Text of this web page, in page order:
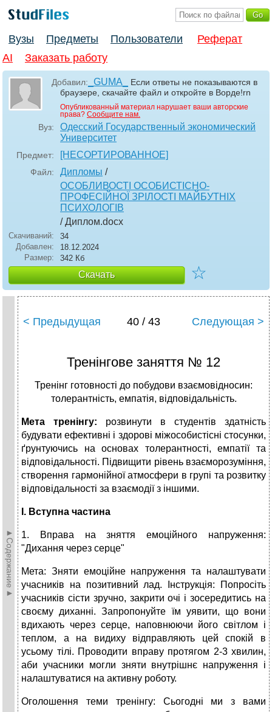
Вузы Предметы Пользователи
Реферат
AI
Заказать работу
Добавил: _GUMA_
Если ответы не показываются в
браузере, скачайте файл и откройте в Ворде!rn
Опубликованный материал нарушает ваши авторские
права? Сообщите нам.
Вуз:
Одесский Государственный экономический
Университет
Предмет: [НЕСОРТИРОВАННОЕ]
Файл: Дипломы /
ОСОБЛИВОСТІ ОСОБИСТІСНО-
ПРОФЕСІЙНОЇ ЗРІЛОСТІ МАЙБУТНІХ
ПСИХОЛОГІВ
/ Диплом.docx
Скачиваний:
34
Добавлен:
18.12.2024
Размер:
342 Кб
Скачать ☆
►Содержание►
< Предыдущая 40 / 43 Следующая >
Тренінгове заняття № 12
Тренінг готовності до побудови взаємовідносин:
толерантність, емпатія, відповідальність.
Мета тренінгу: розвинути в студентів здатність
будувати ефективні і здорові міжособистісні стосунки,
ґрунтуючись на основах толерантності, емпатії та
відповідальності. Підвищити рівень взаєморозуміння,
створення гармонійної атмосфери в групі та розвитку
відповідальності за взаємодії з іншими.
І. Вступна частина
1. Вправа на зняття емоційного напруження:
"Дихання через серце"
Мета: Зняти емоційне напруження та налаштувати
учасників на позитивний лад. Інструкція: Попросіть
учасників сісти зручно, закрити очі і зосередитись на
своєму диханні. Запропонуйте їм уявити, що вони
вдихають через серце, наповнюючи його світлом і
теплом, а на видиху відправляють цей спокій в
усьому тілі. Проводити вправу протягом 2-3 хвилин,
аби учасники могли зняти внутрішнє напруження і
налаштуватися на активну роботу.
Оголошення теми тренінгу: Сьогодні ми з вами